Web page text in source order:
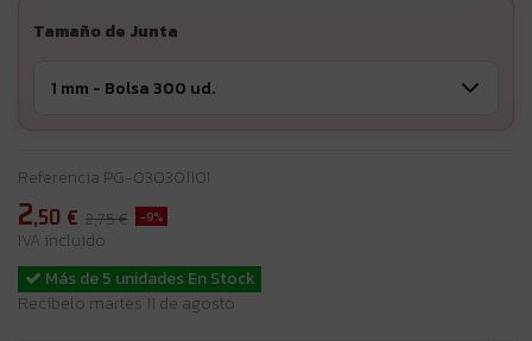
Tamaño de Junta
Referencia PG-03030110I
2,50 € 2,75 € -9%
IVA incluido
Más de 5 unidades En Stock
Recíbelo martes 11 de agosto